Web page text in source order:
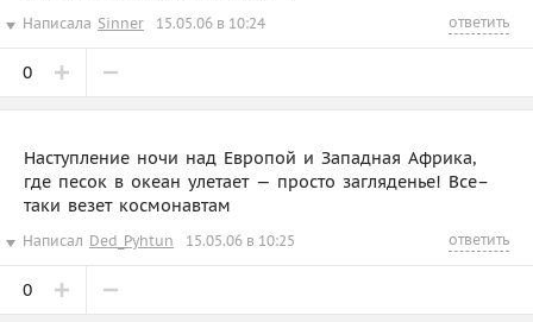
Написала Sinner 15.05.06 в 10:24 ответить
0
Наступление ночи над Европой и Западная Африка,
где песок в океан улетает — просто загляденье! Все–
таки везет космонавтам
Написал Ded_Pyhtun 15.05.06 в 10:25 ответить
0